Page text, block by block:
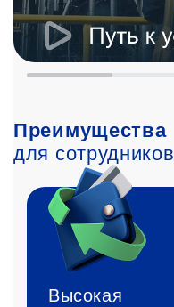
Преимущества
для сотрудников
Высокая